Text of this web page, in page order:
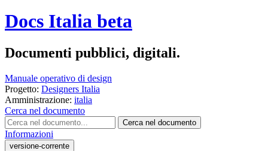
Docs Italia beta
Documenti pubblici, digitali.
Manuale operativo di design
Progetto: Designers Italia
Amministrazione: italia
Cerca nel documento
Cerca nel documento
Informazioni
versione-corrente